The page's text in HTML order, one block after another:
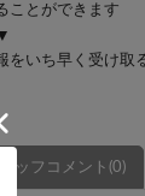
ことができます
をいち早く受け取
タッフコメント(0)